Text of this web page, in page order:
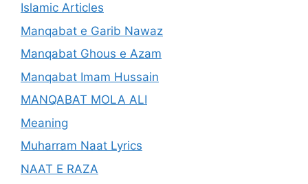
Islamic Articles
Manqabat e Garib Nawaz
Manqabat Ghous e Azam
Manqabat Imam Hussain
MANQABAT MOLA ALI
Meaning
Muharram Naat Lyrics
NAAT E RAZA